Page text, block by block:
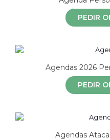
PEDIR
Agendas 2026
PEDIR
Agendas